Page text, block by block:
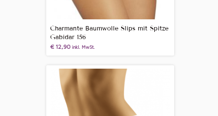
Charmante Baumwolle Slips mit Spitze
Gabidar 156
€12,90 inkl. MwSt.